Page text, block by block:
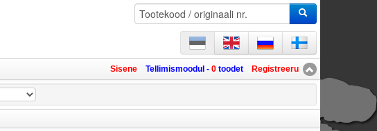
Sisene Tellimismoodul - 0 toodet Registreeru